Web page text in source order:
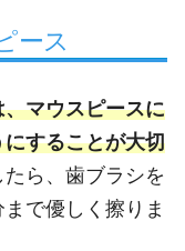
ース
マウスピースに
することが大切
ら、歯ブラシを
で優しく擦りま